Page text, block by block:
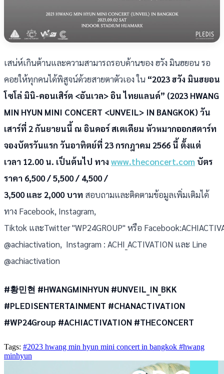
เสน่ห์เกินต้านและความสามารถรอบด้านของ ฮวัง มินฮยอน รอ
คอยให้ทุกคนได้พิสูจน์ด้วยสายตาตัวเอง ใน “2023 ฮวัง มินฮยอน
โซโล่ มินิ-คอนเสิร์ต <อันเวล> อิน ไทยแลนด์” (2023 HWANG
MIN HYUN MINI CONCERT <UNVEIL> IN BANGKOK) วัน
เสาร์ที่ 2 กันยายนนี้ ณ อินดอร์ สเตเดียม หัวหมากออกสตาร์ท
จองบัตรวันแรก วันอาทิตย์ที่ 23 กรกฎาคม 2566 นี้ ตั้งแต่
เวลา 12.00 น. เป็นต้นไป ทาง www.theconcert.com บัตร
ราคา 6,500 / 5,500 / 4,500 /
3,500 และ 2,000 บาท สอบถามและติดตามข้อมูลเพิ่มเติมได้
ทาง Facebook, Instagram,
Tiktok และTwitter "WP24GROUP" หรือ
@achiactivation, Instagram : ACHI_ACTIVATION และ Line
@achiactivation
#황민현 #HWANGMINHYUN #UNVEIL_IN_BKK
#PLEDISENTERTAINMENT #CHANACTIVATION
#WP24Group #ACHIACTIVATION #THECONCERT
Tags: #2023 hwang min hyun mini concert in bangkok #hwang
minhyun